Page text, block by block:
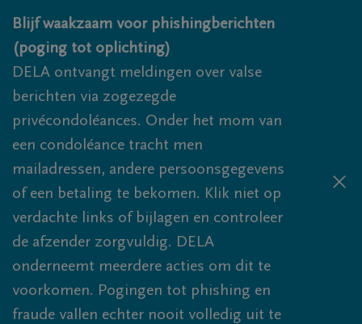
Overslaan en naar inhoud gaan
Blijf waakzaam voor phishingberichten
(poging tot oplichting)
DELA ontvangt meldingen over valse
berichten via zogezegde
privécondoléances. Onder het mom van
een condoléance tracht men
mailadressen, andere persoonsgegevens
of een betaling te bekomen. Klik niet op
verdachte links of bijlagen en controleer
de afzender zorgvuldig. DELA
onderneemt meerdere acties om dit te
voorkomen. Pogingen tot phishing en
fraude vallen echter nooit volledig uit te